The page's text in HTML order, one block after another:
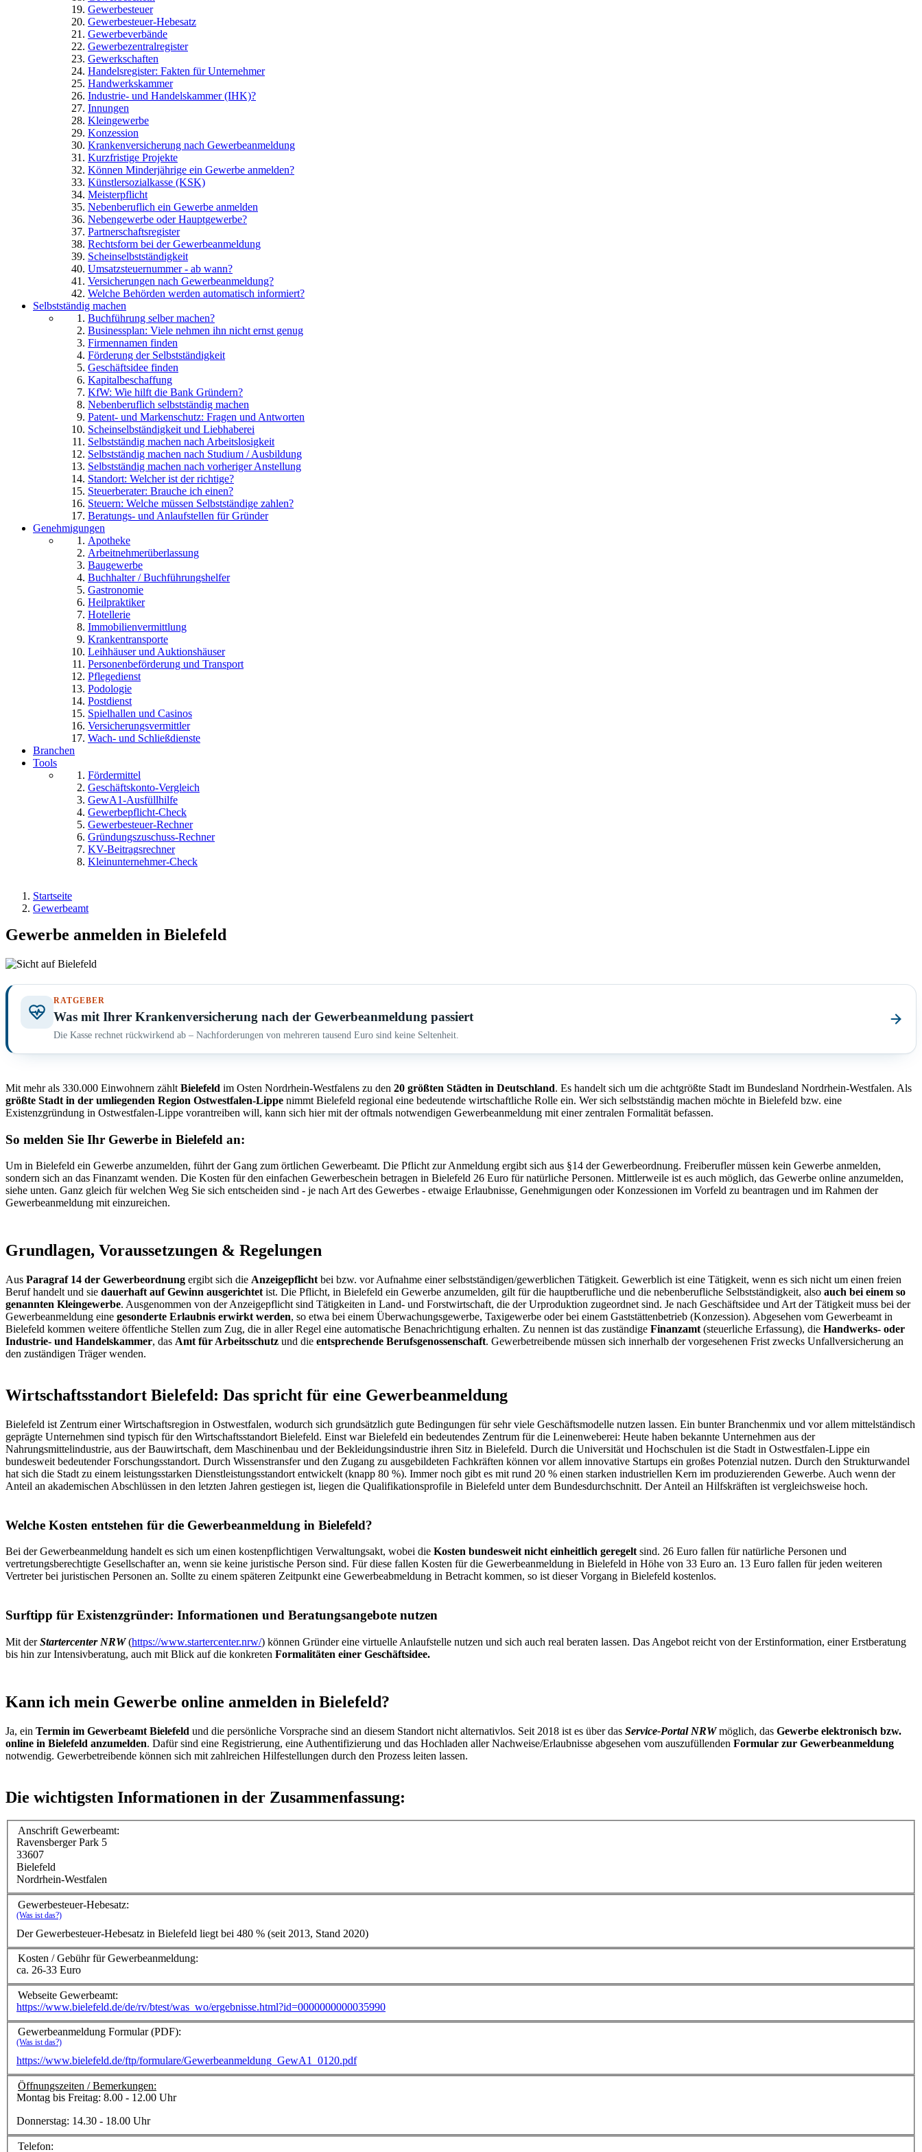
Gewerbesteuer
Gewerbesteuer-Hebesatz
Gewerbeverbände
Gewerbezentralregister
Gewerkschaften
Handelsregister: Fakten für Unternehmer
Handwerkskammer
Industrie- und Handelskammer (IHK)?
Innungen
Kleingewerbe
Konzession
Krankenversicherung nach Gewerbeanmeldung
Kurzfristige Projekte
Können Minderjährige ein Gewerbe anmelden?
Künstlersozialkasse (KSK)
Meisterpflicht
Nebenberuflich ein Gewerbe anmelden
Nebengewerbe oder Hauptgewerbe?
Partnerschaftsregister
Rechtsform bei der Gewerbeanmeldung
Scheinselbstständigkeit
Umsatzsteuernummer - ab wann?
Versicherungen nach Gewerbeanmeldung?
Welche Behörden werden automatisch informiert?
Selbstständig machen
Buchführung selber machen?
Businessplan: Viele nehmen ihn nicht ernst genug
Firmennamen finden
Förderung der Selbstständigkeit
Geschäftsidee finden
Kapitalbeschaffung
KfW: Wie hilft die Bank Gründern?
Nebenberuflich selbstständig machen
Patent- und Markenschutz: Fragen und Antworten
Scheinselbständigkeit und Liebhaberei
Selbstständig machen nach Arbeitslosigkeit
Selbstständig machen nach Studium / Ausbildung
Selbstständig machen nach vorheriger Anstellung
Standort: Welcher ist der richtige?
Steuerberater: Brauche ich einen?
Steuern: Welche müssen Selbstständige zahlen?
Beratungs- und Anlaufstellen für Gründer
Genehmigungen
Apotheke
Arbeitnehmerüberlassung
Baugewerbe
Buchhalter / Buchführungshelfer
Gastronomie
Heilpraktiker
Hotellerie
Immobilienvermittlung
Krankentransporte
Leihhäuser und Auktionshäuser
Personenbeförderung und Transport
Pflegedienst
Podologie
Postdienst
Spielhallen und Casinos
Versicherungsvermittler
Wach- und Schließdienste
Branchen
Tools
Fördermittel
Geschäftskonto-Vergleich
GewA1-Ausfüllhilfe
Gewerbepflicht-Check
Gewerbesteuer-Rechner
Gründungszuschuss-Rechner
KV-Beitragsrechner
Kleinunternehmer-Check
Startseite
Gewerbeamt
Gewerbe anmelden in Bielefeld
RATGEBER
Was mit Ihrer Krankenversicherung nach der Gewerbeanmeldung passiert
Die Kasse rechnet rückwirkend ab – Nachforderungen von mehreren tausend Euro sind keine Seltenheit.
Mit mehr als 330.000 Einwohnern zählt Bielefeld im Osten Nordrhein-Westfalens zu den 20 größten Städten in Deutschland. Es handelt sich um die achtgrößte Stadt im Bundesland Nordrhein-Westfalen. Als
größte Stadt in der umliegenden Region Ostwestfalen-Lippe nimmt Bielefeld regional eine bedeutende wirtschaftliche Rolle ein. Wer sich selbstständig machen möchte in Bielefeld bzw. eine
Existenzgründung in Ostwestfalen-Lippe vorantreiben will, kann sich hier mit der oftmals notwendigen Gewerbeanmeldung mit einer zentralen Formalität befassen.
So melden Sie Ihr Gewerbe in Bielefeld an:
Um in Bielefeld ein Gewerbe anzumelden, führt der Gang zum örtlichen Gewerbeamt. Die Pflicht zur Anmeldung ergibt sich aus §14 der Gewerbeordnung. Freiberufler müssen kein Gewerbe anmelden,
sondern sich an das Finanzamt wenden. Die Kosten für den einfachen Gewerbeschein betragen in Bielefeld 26 Euro für natürliche Personen. Mittlerweile ist es auch möglich, das Gewerbe online anzumelden,
siehe unten. Ganz gleich für welchen Weg Sie sich entscheiden sind - je nach Art des Gewerbes - etwaige Erlaubnisse, Genehmigungen oder Konzessionen im Vorfeld zu beantragen und im Rahmen der
Gewerbeanmeldung mit einzureichen.
Grundlagen, Voraussetzungen & Regelungen
Aus Paragraf 14 der Gewerbeordnung ergibt sich die Anzeigepflicht bei bzw. vor Aufnahme einer selbstständigen/gewerblichen Tätigkeit. Gewerblich ist eine Tätigkeit, wenn es sich nicht um einen freien
Beruf handelt und sie dauerhaft auf Gewinn ausgerichtet ist. Die Pflicht, in Bielefeld ein Gewerbe anzumelden, gilt für die hauptberufliche und die nebenberufliche Selbstständigkeit, also auch bei einem so
genannten Kleingewerbe. Ausgenommen von der Anzeigepflicht sind Tätigkeiten in Land- und Forstwirtschaft, die der Urproduktion zugeordnet sind. Je nach Geschäftsidee und Art der Tätigkeit muss bei der
Gewerbeanmeldung eine gesonderte Erlaubnis erwirkt werden, so etwa bei einem Überwachungsgewerbe, Taxigewerbe oder bei einem Gaststättenbetrieb (Konzession). Abgesehen vom Gewerbeamt in
Bielefeld kommen weitere öffentliche Stellen zum Zug, die in aller Regel eine automatische Benachrichtigung erhalten. Zu nennen ist das zuständige Finanzamt (steuerliche Erfassung), die Handwerks- oder
Industrie- und Handelskammer, das Amt für Arbeitsschutz und die entsprechende Berufsgenossenschaft. Gewerbetreibende müssen sich innerhalb der vorgesehenen Frist zwecks Unfallversicherung an
den zuständigen Träger wenden.
Wirtschaftsstandort Bielefeld: Das spricht für eine Gewerbeanmeldung
Bielefeld ist Zentrum einer Wirtschaftsregion in Ostwestfalen, wodurch sich grundsätzlich gute Bedingungen für sehr viele Geschäftsmodelle nutzen lassen. Ein bunter Branchenmix und vor allem mittelständisch
geprägte Unternehmen sind typisch für den Wirtschaftsstandort Bielefeld. Einst war Bielefeld ein bedeutendes Zentrum für die Leinenweberei: Heute haben bekannte Unternehmen aus der
Nahrungsmittelindustrie, aus der Bauwirtschaft, dem Maschinenbau und der Bekleidungsindustrie ihren Sitz in Bielefeld. Durch die Universität und Hochschulen ist die Stadt in Ostwestfalen-Lippe ein
bundesweit bedeutender Forschungsstandort. Durch Wissenstransfer und den Zugang zu ausgebildeten Fachkräften können vor allem innovative Startups ein großes Potenzial nutzen. Durch den Strukturwandel
hat sich die Stadt zu einem leistungsstarken Dienstleistungsstandort entwickelt (knapp 80 %). Immer noch gibt es mit rund 20 % einen starken industriellen Kern im produzierenden Gewerbe. Auch wenn der
Anteil an akademischen Abschlüssen in den letzten Jahren gestiegen ist, liegen die Qualifikationsprofile in Bielefeld unter dem Bundesdurchschnitt. Der Anteil an Hilfskräften ist vergleichsweise hoch.
Welche Kosten entstehen für die Gewerbeanmeldung in Bielefeld?
Bei der Gewerbeanmeldung handelt es sich um einen kostenpflichtigen Verwaltungsakt, wobei die Kosten bundesweit nicht einheitlich geregeltsind. 26 Euro fallen für natürliche Personen und
vertretungsberechtigte Gesellschafter an, wenn sie keine juristische Person sind. Für diese fallen Kosten für die Gewerbeanmeldung in Bielefeld in Höhe von 33 Euro an. 13 Euro fallen für jeden weiteren
Vertreter bei juristischen Personen an. Sollte zu einem späteren Zeitpunkt eine Gewerbeabmeldung in Betracht kommen, so ist dieser Vorgang in Bielefeld kostenlos.
Surftipp für Existenzgründer: Informationen und Beratungsangebote nutzen
Mit derStartercenter NRW(https://www.startercenter.nrw/) können Gründer eine virtuelle Anlaufstelle nutzen und sich auch real beraten lassen. Das Angebot reicht von der Erstinformation, einer Erstberatung
bis hin zur Intensivberatung, auch mit Blick auf die konkreten Formalitäten einer Geschäftsidee.
Kann ich mein Gewerbe online anmelden in Bielefeld?
Ja, ein Termin im Gewerbeamt Bielefeld und die persönliche Vorsprache sind an diesem Standort nicht alternativlos. Seit 2018 ist es über das Service-Portal NRWmöglich, das Gewerbe elektronisch bzw.
online in Bielefeld anzumelden. Dafür sind eine Registrierung, eine Authentifizierung und das Hochladen aller Nachweise/Erlaubnisse abgesehen vom auszufüllenden Formular zur Gewerbeanmeldung
notwendig. Gewerbetreibende können sich mit zahlreichen Hilfestellungen durch den Prozess leiten lassen.
Die wichtigsten Informationen in der Zusammenfassung:
Anschrift Gewerbeamt:
Ravensberger Park 5
33607
Bielefeld
Nordrhein-Westfalen
Gewerbesteuer-Hebesatz:
(Was ist das?)
Der Gewerbesteuer-Hebesatz in Bielefeld liegt bei 480 % (seit 2013, Stand 2020)
Kosten / Gebühr für Gewerbeanmeldung:
ca. 26-33 Euro
Webseite Gewerbeamt:
https://www.bielefeld.de/de/rv/btest/was_wo/ergebnisse.html?id=0000000000035990
Gewerbeanmeldung Formular (PDF):
(Was ist das?)
https://www.bielefeld.de/ftp/formulare/Gewerbeanmeldung_GewA1_0120.pdf
Öffnungszeiten / Bemerkungen:
Montag bis Freitag: 8.00 - 12.00 Uhr
Donnerstag: 14.30 - 18.00 Uhr
Telefon: